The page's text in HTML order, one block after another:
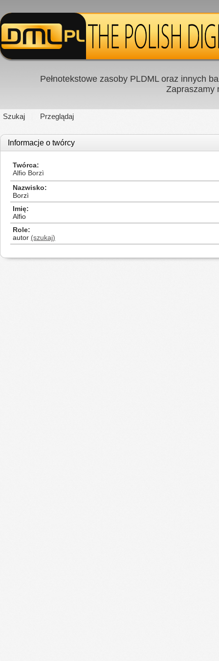
Pełnotekstowe zasoby PLDML oraz innych
Zapraszamy
Szukaj Przeglądaj
Informacje o twórcy
Twórca
Alfio Borzì
Nazwisko
Borzì
Imię
Alfio
Role
autor (szukaj)